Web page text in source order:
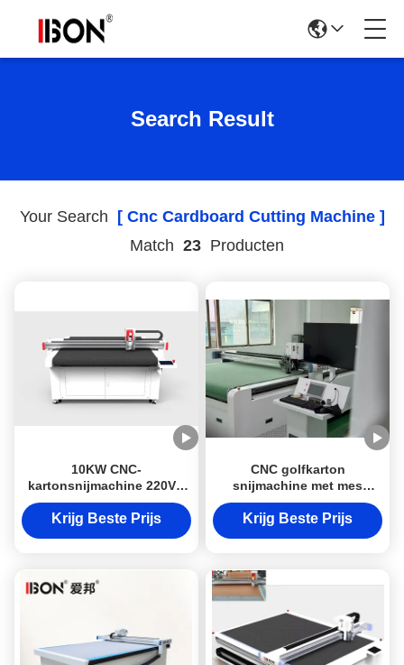
Search Result
Your Search [ Cnc Cardboard Cutting Machine ]
Match 23Producten
10KW CNC-
kartonsnijmachine 220V -
380V CNC-
kartonsnijmachine
Krijg Beste Prijs
CNC golfkarton
snijmachine met mes
snijden en plooien
gereedschappen. geen mat
nodig. hoge precisie voor
Krijg Beste Prijs